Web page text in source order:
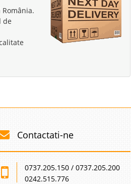
de
Contactati-ne
0737.205.150 / 0737.205.200
0242.515.776